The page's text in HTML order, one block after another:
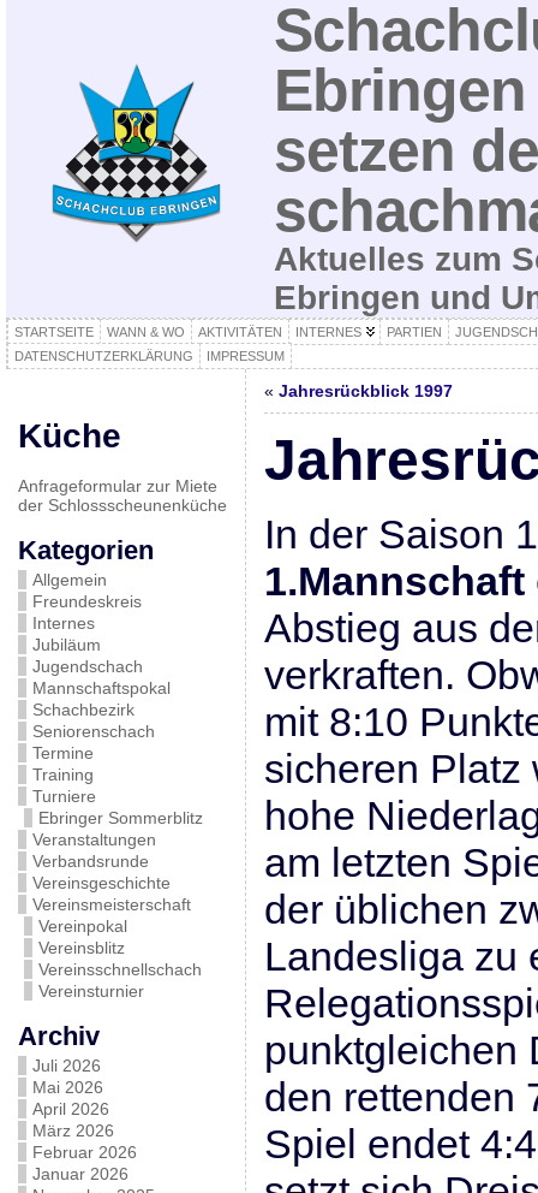
setzen
Aktuelles zum
Ebringen und
STARTSEITE WANN & WO AKTIVITÄTEN INTERNES PARTIEN
DATENSCHUTZERKLÄRUNG
IMPRESSUM
Küche
Anfrageformular zur Miete
der Schlossscheunenküche
Kategorien
Allgemein
Freundeskreis
Internes
Jubiläum
Jugendschach
Mannschaftspokal
Schachbezirk
Seniorenschach
Termine
Training
Turniere
Ebringer Sommerblitz
Veranstaltungen
Verbandsrunde
Vereinsgeschichte
Vereinsmeisterschaft
Vereinpokal
Vereinsblitz
Vereinsschnellschach
Vereinsturnier
Archiv
Juli 2026
Mai 2026
April 2026
März 2026
Februar 2026
Januar 2026
« Jahresrückblick 1997
In der Saison
1.Mannschaft
Abstieg aus
verkraften.
mit 8:10
sicheren Platz
hohe
am letzten
der üblichen
Landesliga zu
punktgleichen
den rettenden
Spiel endet